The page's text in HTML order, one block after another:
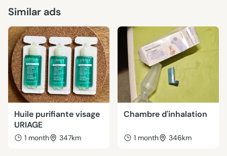
Similar ads
Huile purifiante visage
URIAGE
1 month 347km
Chambre d'inhalation
1 month 346km